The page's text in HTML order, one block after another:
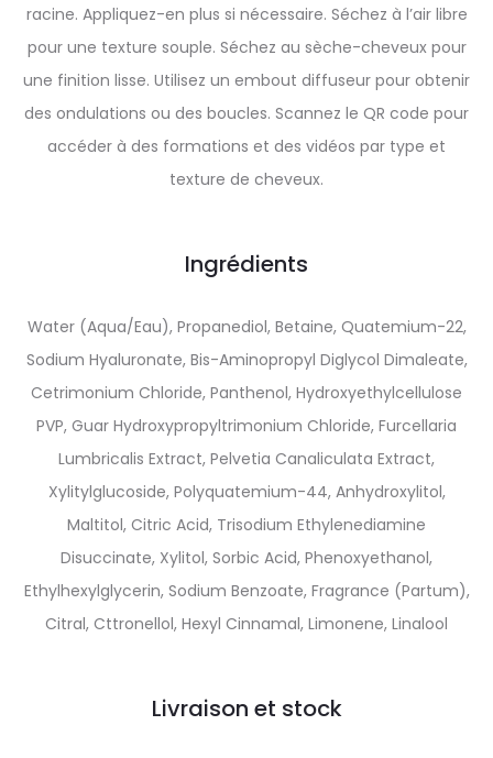
racine. Appliquez-en plus si nécessaire. Séchez à l’air libre
pour une texture souple. Séchez au sèche-cheveux pour
une finition lisse. Utilisez un embout diffuseur pour obtenir
des ondulations ou des boucles. Scannez le QR code pour
accéder à des formations et des vidéos par type et
texture de cheveux.
Ingrédients
Water (Aqua/Eau), Propanediol, Betaine, Quatemium-22,
Sodium Hyaluronate, Bis-Aminopropyl Diglycol Dimaleate,
Cetrimonium Chloride, Panthenol, Hydroxyethylcellulose
PVP, Guar Hydroxypropyltrimonium Chloride, Furcellaria
Lumbricalis Extract, Pelvetia Canaliculata Extract,
Xylitylglucoside, Polyquatemium-44, Anhydroxylitol,
Maltitol, Citric Acid, Trisodium Ethylenediamine
Disuccinate, Xylitol, Sorbic Acid, Phenoxyethanol,
Ethylhexylglycerin, Sodium Benzoate, Fragrance (Partum),
Citral, Cttronellol, Hexyl Cinnamal, Limonene, Linalool
Livraison et stock